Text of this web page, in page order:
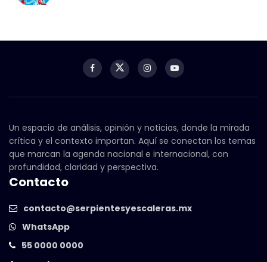
Un espacio de análisis, opinión y noticias, donde la mirada
crítica y el contexto importan. Aquí se conectan los temas
que marcan la agenda nacional e internacional, con
profundidad, claridad y perspectiva.
Contacto
contacto@serpientesyescaleras.mx
WhatsApp
55 0000 0000